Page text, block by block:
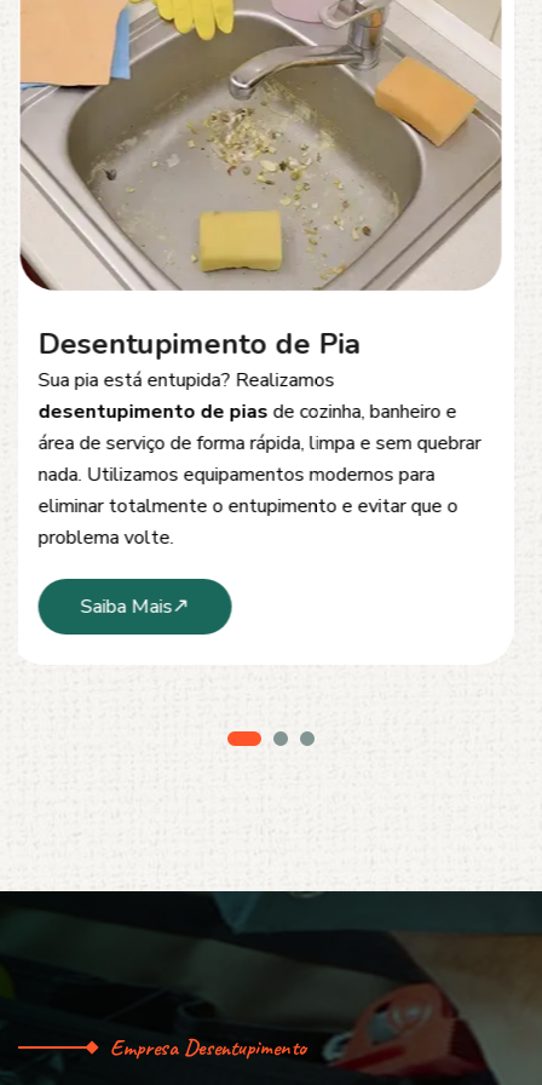
Desentupimento de Esgoto
Problemas comentupimento de esgoto
Oferecemos soluções rápidas e eficientes para
desobstrução de redes de esgoto, caixas de
inspeção e tubulações. Utilizamos equipamentos
modernos e técnicas seguras que garantem um
serviço limpo, ágil e sem danos à estrutura.
Saiba Mais
Empresa Desentupimento